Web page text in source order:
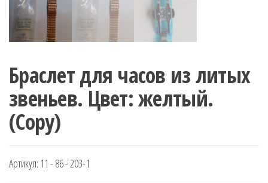
Браслет для часов из литых
звеньев. Цвет: желтый.
(Copy)
Артикул: 11 - 86 - 203-1